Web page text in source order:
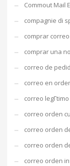
Commout Mail
compagnie di
comprar
comprar una
correo de
correo en
correo
correo orden
correo orden
correo orden
correo orden